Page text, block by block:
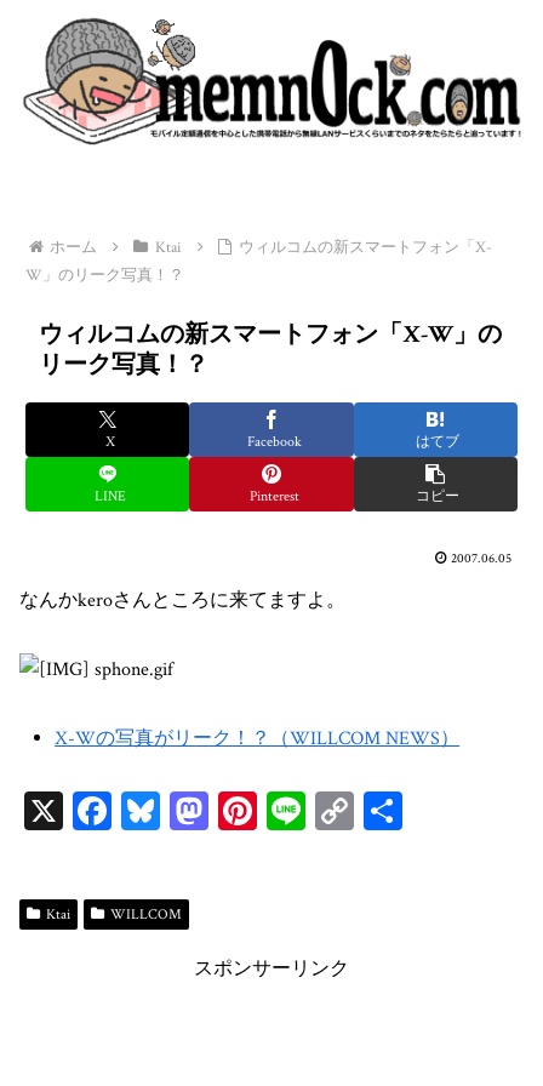
ホーム Ktai
ウィルコムの新スマートフォン「X-
W」のリーク写真！？
ウィルコムの新スマートフォン「X-W」の
リーク写真！？
X Facebook はてブ
LINE Pinterest コピー
2007.06.05
なんかkeroさんところに来てますよ。
X-Wの写真がリーク！？（WILLCOM NEWS）
X Fa
bo
ok
Bl
sk
y
M
n
Pi
t
Li C
Ktai WILLCOM
スポンサーリンク